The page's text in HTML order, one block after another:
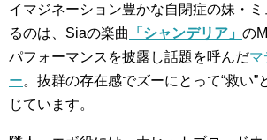
イマジネーション豊かな自閉症の妹・
るのは、Siaの楽曲
「シャンデリア」 の
パフォーマンスを披露し話題を呼んだマ
ー。抜群の存在感でズーにとって“救い”
じています。